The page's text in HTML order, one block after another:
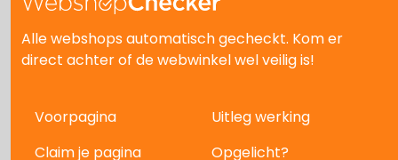
Alle webshops automatisch gecheckt. Kom er
direct achter of de webwinkel wel veilig is!
Voorpagina
Uitleg werking
Claim je pagina
Opgelicht?